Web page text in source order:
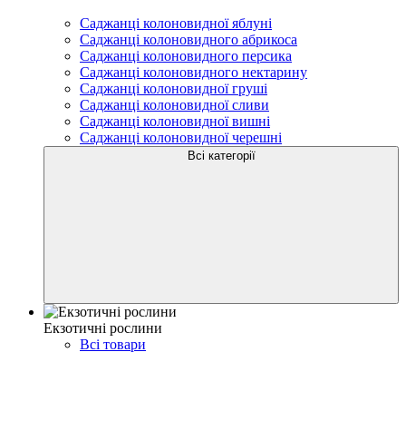
Саджанці колоновидної яблуні
Саджанці колоновидного абрикоса
Саджанці колоновидного персика
Саджанці колоновидного нектарину
Саджанці колоновидної груші
Саджанці колоновидної сливи
Саджанці колоновидної вишні
Саджанці колоновидної черешні
Всі категорії
Екзотичні рослини
Всі товари